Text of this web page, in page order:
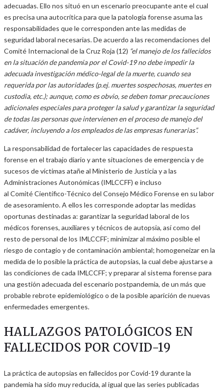
adecuadas. Ello nos situó en un escenario preocupante ante el cual
es precisa una autocrítica para que la patología forense asuma las
responsabilidades que le corresponden ante las medidas de
seguridad laboral necesarias. De acuerdo a las recomendaciones del
Comité Internacional de la Cruz Roja (12) “el manejo de los fallecidos
en la situación de pandemia por el Covid-19 no debe impedir la
adecuada investigación médico-legal de la muerte, cuando sea
requerida por las autoridades (p.ej. muertes sospechosas, muertes en
custodia, etc.); aunque, como es obvio, se deben tomar precauciones
adicionales especiales para proteger la salud y garantizar la seguridad
de todas las personas que intervienen en el proceso de manejo del
cadáver, incluyendo a los empleados de las empresas funerarias”.
La responsabilidad de fortalecer las capacidades de respuesta
forense en el trabajo diario y ante situaciones de emergencia y de
sucesos de víctimas atañe al Ministerio de Justicia y a las
Administraciones Autonómicas (IMLCCFF) e incluso
al Comité Científico-Técnico del Consejo Médico Forense en su labor
de asesoramiento. A ellos les corresponde adoptar las medidas
oportunas destinadas a: garantizar la seguridad laboral de los
médicos forenses, auxiliares y técnicos de autopsia, así como del
resto de personal de los IMLCCFF; minimizar al máximo posible el
riesgo de contagio y de contaminación ambiental; homogeneizar en la
medida de lo posible la práctica de autopsias, la cual debe ajustarse a
las condiciones de cada IMLCCFF; y preparar al sistema forense para
una gestión adecuada del escenario postpandemia, de un más que
probable rebrote epidemiológico o de la posible aparición de nuevas
enfermedades emergentes.
HALLAZGOS PATOLÓGICOS EN
FALLECIDOS POR COVID-19
La práctica de autopsias en fallecidos por Covid-19 durante la
pandemia ha sido muy reducida, al igual que las series publicadas